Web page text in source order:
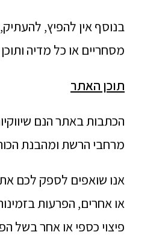
בנוסף אין להפיץ,
מסחריים או כל מדיה
תוכן האתר
הכתבות באתר הנם
מרחבי הרשת ומהבנת
אנו שואפים לספק לכם
או אחרים, הפרעות
פיצוי כספי או אחר בשל